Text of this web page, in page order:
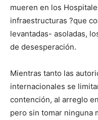
mueren en los
infraestructuras ?que
levantadas- asoladas,
de desesperación.
Mientras tanto las
internacionales se
contención, al arreglo
pero sin tomar ninguna